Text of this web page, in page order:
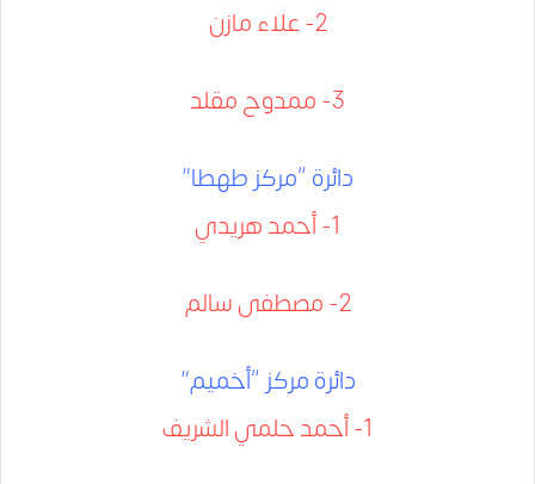
2- علاء مازن
3- ممدوح مقلد
دائرة “مركز طهطا”
1- أحمد هريدي
2- مصطفى سالم
دائرة مركز “أخميم”
1- أحمد حلمي الشريف